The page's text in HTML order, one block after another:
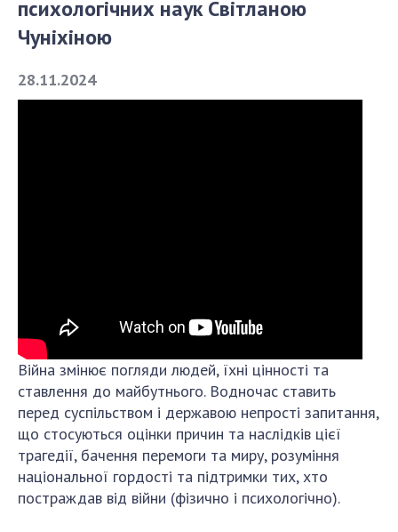
СТРУКТУРА
Президія НАН України
Громадські організації
ДІЯЛЬНІСТЬ
Засідання Президії НАН України
Сесії Загальних зборів НАН України
психологічних наук Світланою
Чуніхіною
28.11.2024
Війна змінює погляди людей, їхні цінності та
ставлення до майбутнього. Водночас ставить
перед суспільством і державою непрості запитання,
що стосуються оцінки причин та наслідків цієї
трагедії, бачення перемоги та миру, розуміння
національної гордості та підтримки тих, хто
постраждав від війни (фізично і психологічно).